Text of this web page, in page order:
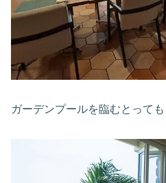
ガーデンプールを臨むとって